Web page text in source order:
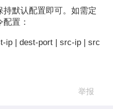
默认配置即可。如需定
置：
ip | dest-port | src-ip | src
举报